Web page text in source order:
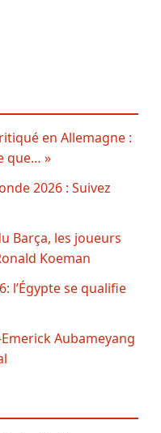
en Allemagne :
que… »
2026 : Suivez
Barça, les joueurs
Koeman
l’Égypte se qualifie
Aubameyang